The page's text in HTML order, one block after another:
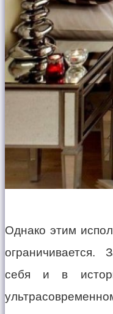
Однако этим
ограничивается.
себя и в